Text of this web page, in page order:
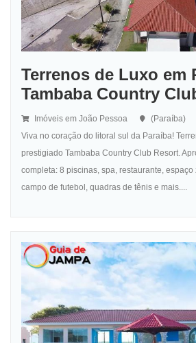
Terrenos de Luxo em
Tambaba Country
Imóveis em João Pessoa (Paraíba)
Viva no coração do litoral sul da Paraíba!
prestigiado Tambaba Country Club Resort.
completa: 8 piscinas, spa, restaurante, espaço
campo de futebol, quadras de tênis e mais....